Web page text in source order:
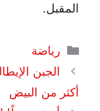
المقبل.
التصنيفات
رياضة
الجبن
أكثر من البيض